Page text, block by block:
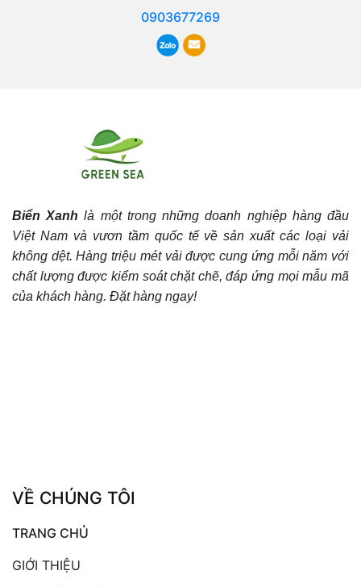
0903677269
Biển Xanhlà một trong những doanh nghiệp hàng đầu
Việt Nam và vươn tầm quốc tế về sản xuất các loại vải
không dệt. Hàng triệu mét vải được cung ứng mỗi năm với
chất lượng được kiểm soát chặt chẽ, đáp ứng mọi mẫu mã
của khách hàng. Đặt hàng ngay!
VỀ CHÚNG TÔI
TRANG CHỦ
GIỚI THIỆU